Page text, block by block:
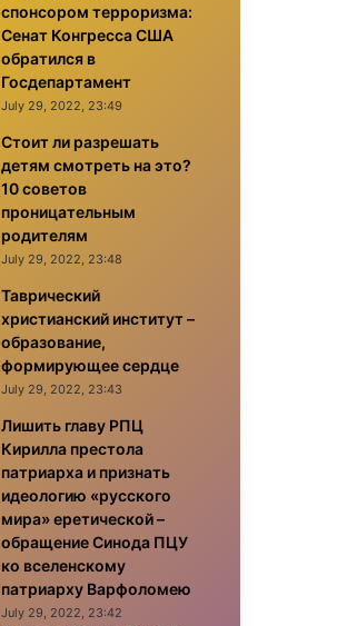
спонсором терроризма:
Сенат Конгресса США
обратился в
Госдепартамент
July 29, 2022, 23:49
Стоит ли разрешать
детям смотреть на это?
10 советов
проницательным
родителям
July 29, 2022, 23:48
Таврический
христианский институт –
образование,
формирующее сердце
July 29, 2022, 23:43
Лишить главу РПЦ
Кирилла престола
патриарха и признать
идеологию «русского
мира» еретической –
обращение Синода ПЦУ
ко вселенскому
патриарху Варфоломею
July 29, 2022, 23:42